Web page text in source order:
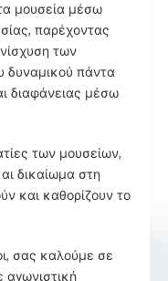
μουσεία μέσω
παρέχοντας
των
δυναμικού πάντα
διαφάνειας μέσω
των μουσείων,
δικαίωμα στη
και καθορίζουν το
σας καλούμε σε